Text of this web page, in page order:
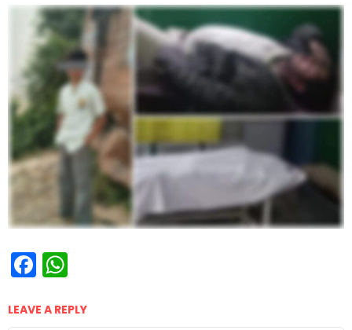
Facebook
LEAVE A REPLY